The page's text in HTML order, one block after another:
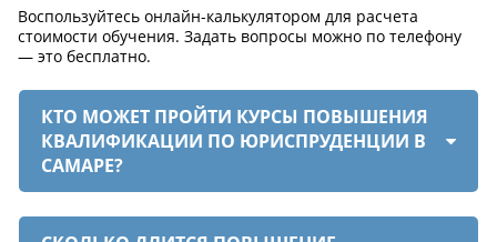
Воспользуйтесь онлайн-калькулятором для расчета
стоимости обучения. Задать вопросы можно по телефону
— это бесплатно.
КТО МОЖЕТ ПРОЙТИ КУРСЫ ПОВЫШЕНИЯ
КВАЛИФИКАЦИИ ПО ЮРИСПРУДЕНЦИИ В
САМАРЕ?